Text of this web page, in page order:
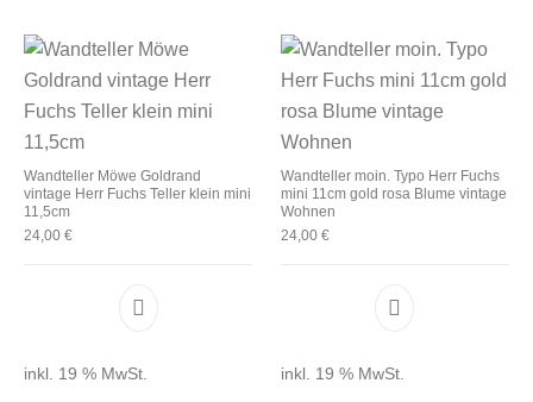
Wandteller Möwe Goldrand
vintage Herr Fuchs Teller klein mini
11,5cm
24,00€
inkl. 19 % MwSt.
Wandteller moin. Typo Herr Fuchs
mini 11cm gold rosa Blume vintage
Wohnen
24,00 €
inkl. 19 % MwSt.